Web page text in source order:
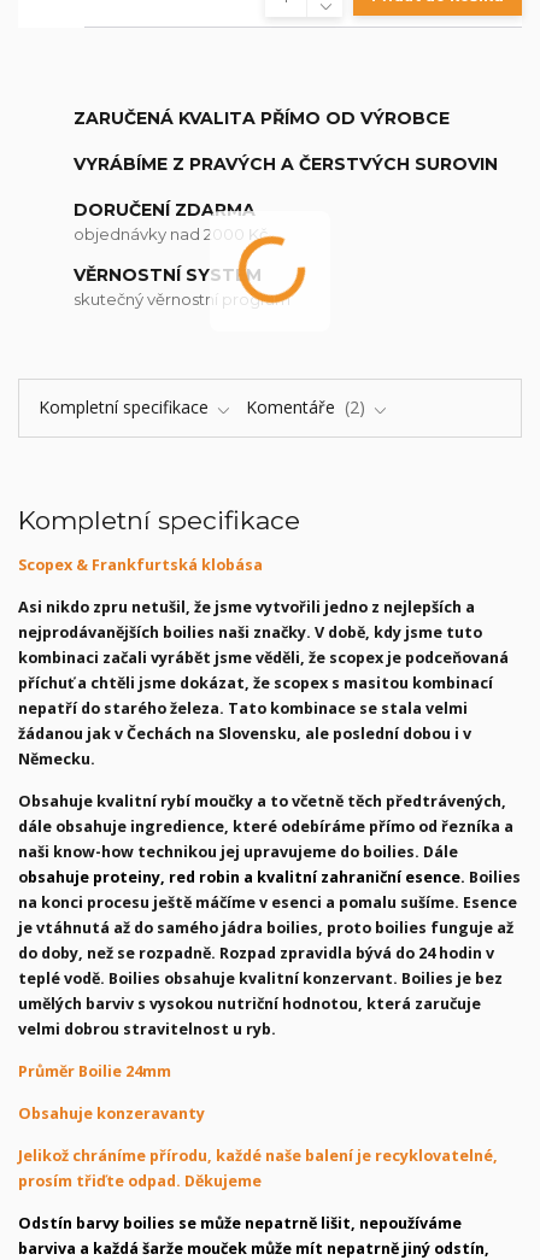
ZARUČENÁ KVALITA PŘÍMO OD VÝROBCE
VYRÁBÍME Z PRAVÝCH A ČERSTVÝCH SUROVIN
DORUČENÍ ZDARMA
objednávky nad 2000 Kč
VĚRNOSTNÍ SYSTÉM
skutečný věrnostní program
Kompletní specifikace Komentáře 2
Kompletní specifikace
Scopex & Frankfurtská klobása
Asi nikdo zpru netušil, že jsme vytvořili jedno z nejlepších a
nejprodávanějších boilies naši značky. V době, kdy jsme tuto
kombinaci začali vyrábět jsme věděli, že scopex je podceňovaná
příchuť a chtěli jsme dokázat, že scopex s masitou kombinací
nepatří do starého železa. Tato kombinace se stala velmi
žádanou jak v Čechách na Slovensku, ale poslední dobou i v
Německu.
Obsahuje kvalitní rybí moučky a to včetně těch předtrávených,
dále obsahuje ingredience, které odebíráme přímo od řezníka a
naši know-how technikou jej upravujeme do boilies. Dále
obsahuje proteiny, red robin a kvalitní zahraniční esence. Boilies
na konci procesu ještě máčíme v esenci a pomalu sušíme. Esence
je vtáhnutá až do samého jádra boilies, proto boilies funguje až
do doby, než se rozpadně. Rozpad zpravidla bývá do 24 hodin v
teplé vodě. Boilies obsahuje kvalitní konzervant. Boilies je bez
umělých barviv s vysokou nutriční hodnotou, která zaručuje
velmi dobrou stravitelnost u ryb.
Průměr Boilie 24mm
Obsahuje konzeravanty
Jelikož chráníme přírodu, každé naše balení je recyklovatelné,
prosím třiďte odpad. Děkujeme
Odstín barvy boilies se může nepatrně lišit, nepoužíváme
barviva a každá šarže mouček může mít nepatrně jiný odstín,